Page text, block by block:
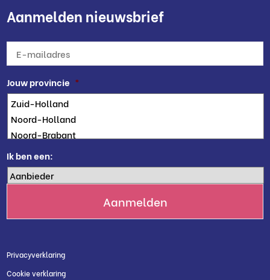
Aanmelden nieuwsbrief
mailadres *
Jouw provincie *
Ik ben een:
Privacyverklaring
Cookie verklaring